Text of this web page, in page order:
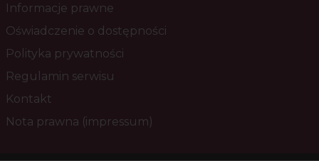
Informacje prawne
Oświadczenie o dostępności
Polityka prywatności
Regulamin serwisu
Kontakt
Nota prawna (impressum)